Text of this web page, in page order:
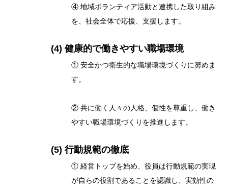
④ 地域ボランティア活動と連携した取り組み
を、社会全体で応援、支援します。
(4) 健康的で働きやすい職場環境
① 安全かつ衛生的な職場環境づくりに努めま
す。
② 共に働く人々の人格、個性を尊重し、働き
やすい職場環境づくりを推進します。
(5) 行動規範の徹底
① 経営トップを始め、役員は行動規範の実現
が自らの役割であることを認識し、実効性の